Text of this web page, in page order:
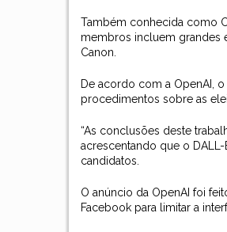
Também conhecida como
membros incluem grandes
Canon.
De acordo com a OpenAI,
procedimentos sobre as
“As conclusões deste
acrescentando que o
candidatos.
O anúncio da OpenAI foi
Facebook para limitar a